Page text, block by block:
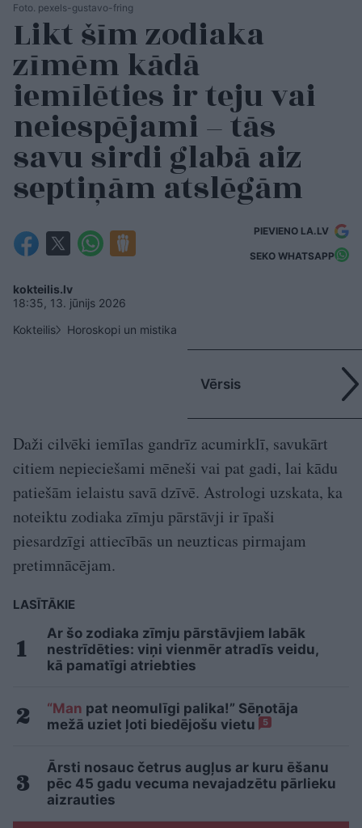
Foto. pexels-gustavo-fring
Likt šīm zodiaka
zīmēm kādā
iemīlēties ir teju vai
neiespējami – tās
savu sirdi glabā aiz
septiņām atslēgām
PIEVIENO LA.LV
SEKO WHATSAPP
kokteilis.lv
18:35, 13. jūnijs 2026
Kokteilis
Horoskopi un mistika
Vērsis
Daži cilvēki iemīlas gandrīz acumirklī, savukārt
citiem nepieciešami mēneši vai pat gadi, lai kādu
patiešām ielaistu savā dzīvē. Astrologi uzskata, ka
noteiktu zodiaka zīmju pārstāvji ir īpaši
piesardzīgi attiecībās un neuzticas pirmajam
pretimnācējam.
LASĪTĀKIE
Ar šo zodiaka zīmju pārstāvjiem labāk
nestrīdēties: viņi vienmēr atradīs veidu,
kā pamatīgi atriebties
“Man pat neomulīgi palika!” Sēņotāja
mežā uziet ļoti biedējošu vietu
5
Ārsti nosauc četrus augļus ar kuru ēšanu
pēc 45 gadu vecuma nevajadzētu pārlieku
aizrauties